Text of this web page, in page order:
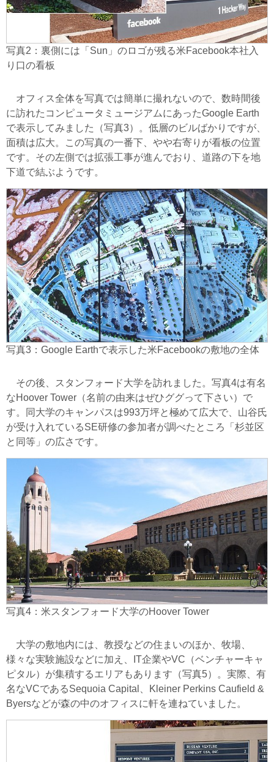
写真2：裏側には「Sun」のロゴが残る米Facebook本社入
り口の看板
オフィス全体を写真では簡単に撮れないので、数時間後
に訪れたコンピュータミュージアムにあったGoogle Earth
で表示してみました（写真3）。低層のビルばかりですが、
面積は広大。この写真の一番下、やや右寄りが看板の位置
です。その左側では拡張工事が進んでおり、道路の下を地
下道で結ぶようです。
写真3：Google Earthで表示した米Facebookの敷地の全体
その後、スタンフォード大学を訪れました。写真4は有名
なHoover Tower（名前の由来はぜひググって下さい）で
す。同大学のキャンパスは993万坪と極めて広大で、山谷氏
が受け入れているSE研修の参加者が調べたところ「杉並区
と同等」の広さです。
写真4：米スタンフォード大学のHoover Tower
大学の敷地内には、教授などの住まいのほか、牧場、
様々な実験施設などに加え、IT企業やVC（ベンチャーキャ
ピタル）が集積するエリアもあります（写真5）。実際、有
名なVCであるSequoia Capital、Kleiner Perkins Caufield &
Byersなどが森の中のオフィスに軒を連ねていました。